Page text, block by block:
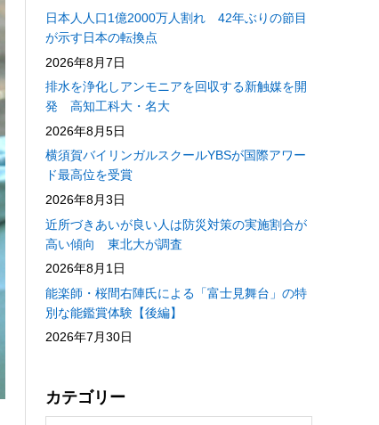
日本人人口1億2000万人割れ 42年ぶりの節目
が示す日本の転換点
2026年8月7日
排水を浄化しアンモニアを回収する新触媒を開
発 高知工科大・名大
2026年8月5日
横須賀バイリンガルスクールYBSが国際アワー
ド最高位を受賞
2026年8月3日
近所づきあいが良い人は防災対策の実施割合が
高い傾向 東北大が調査
2026年8月1日
能楽師・桜間右陣氏による「富士見舞台」の特
別な能鑑賞体験【後編】
2026年7月30日
カテゴリー